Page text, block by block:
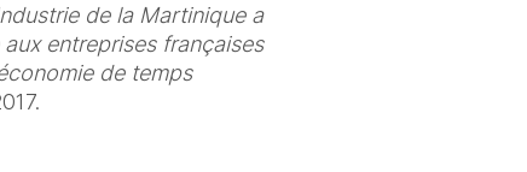
de la Martinique a
entreprises françaises
de temps